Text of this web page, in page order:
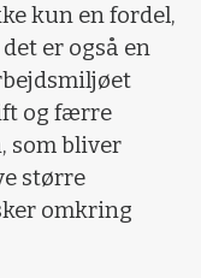
kun en fordel,
er også en
og færre
som bliver
større
omkring